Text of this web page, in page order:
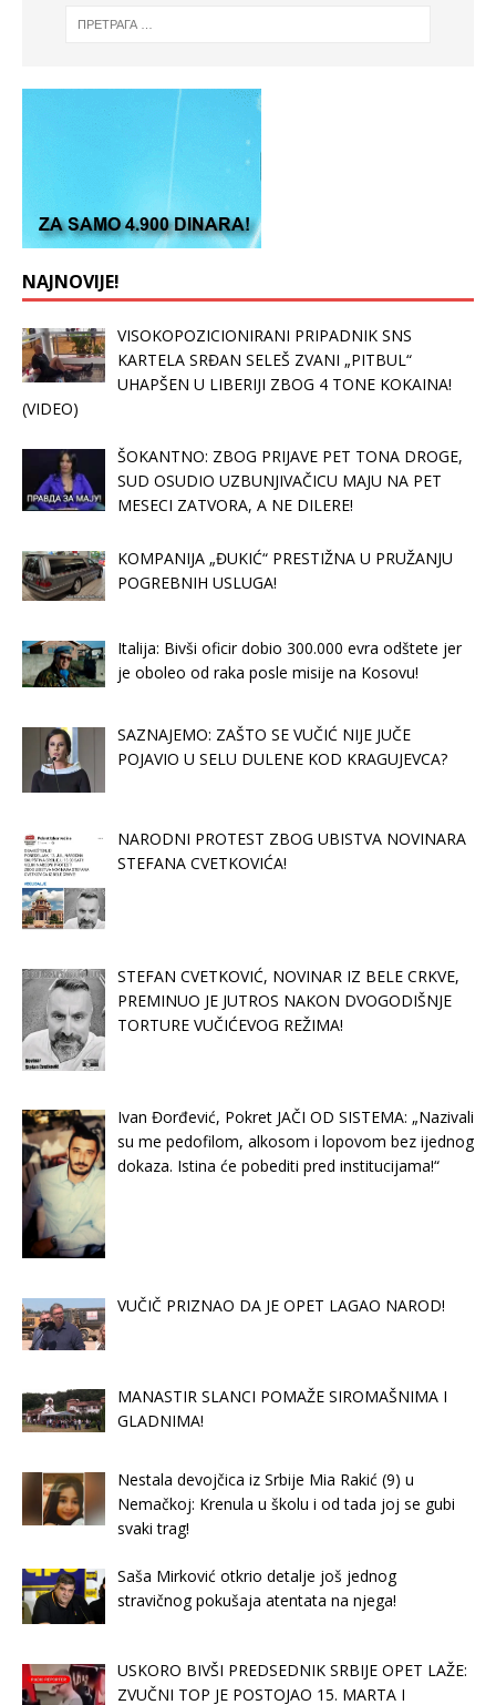
NAJNOVIJE!
VISOKOPOZICIONIRANI PRIPADNIK SNS
KARTELA SRĐAN SELEŠ ZVANI „PITBUL“
UHAPŠEN U LIBERIJI ZBOG 4 TONE KOKAINA!
(VIDEO)
ŠOKANTNO: ZBOG PRIJAVE PET TONA DROGE,
SUD OSUDIO UZBUNJIVAČICU MAJU NA PET
MESECI ZATVORA, A NE DILERE!
KOMPANIJA „ĐUKIĆ“ PRESTIŽNA U PRUŽANJU
POGREBNIH USLUGA!
Italija: Bivši oficir dobio 300.000 evra odštete jer
je oboleo od raka posle misije na Kosovu!
SAZNAJEMO: ZAŠTO SE VUČIĆ NIJE JUČE
POJAVIO U SELU DULENE KOD KRAGUJEVCA?
NARODNI PROTEST ZBOG UBISTVA NOVINARA
STEFANA CVETKOVIĆA!
STEFAN CVETKOVIĆ, NOVINAR IZ BELE CRKVE,
PREMINUO JE JUTROS NAKON DVOGODIŠNJE
TORTURE VUČIĆEVOG REŽIMA!
Ivan Đorđević, Pokret JAČI OD SISTEMA: „Nazivali
su me pedofilom, alkosom i lopovom bez ijednog
dokaza. Istina će pobediti pred institucijama!“
VUČIČ PRIZNAO DA JE OPET LAGAO NAROD!
MANASTIR SLANCI POMAŽE SIROMAŠNIMA I
GLADNIMA!
Nestala devojčica iz Srbije Mia Rakić (9) u
Nemačkoj: Krenula u školu i od tada joj se gubi
svaki trag!
Saša Mirković otkrio detalje još jednog
stravičnog pokušaja atentata na njega!
USKORO BIVŠI PREDSEDNIK SRBIJE OPET LAŽE:
ZVUČNI TOP JE POSTOJAO 15. MARTA I